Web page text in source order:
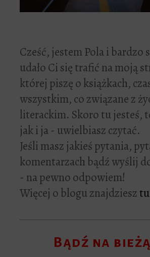
Cześć, jestem Pola i bardzo
udało Ci się trafić na moją
której piszę o książkach,
wszystkim, co związane z
literackim. Skoro tu jesteś,
jak i ja - uwielbiasz czytać.
Jeśli masz jakieś pytania,
komentarzach bądź wyślij
- na pewno odpowiem!
Więcej o blogu znajdziesz
Bądź na